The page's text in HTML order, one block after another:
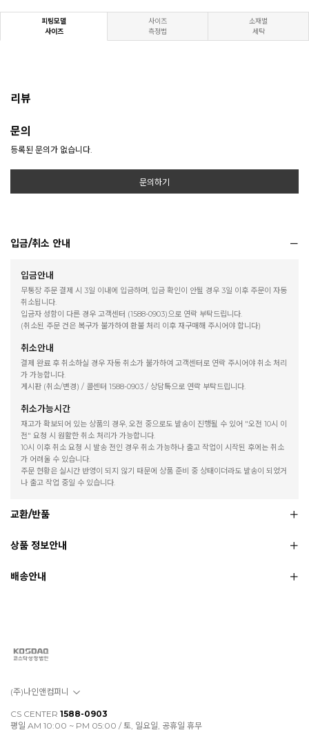
피팅모델
사이즈
사이즈
측정법
소재별
세탁
리뷰
문의
등록된 문의가 없습니다.
문의하기
입금/취소 안내
입금안내
무통장 주문 결제 시 3일 이내에 입금하며, 입금 확인이 안될 경우 3일 이후 주문이 자동
취소됩니다.
입금자 성함이 다른 경우 고객센터 (1588-0903)으로 연락 부탁드립니다.
(취소된 주문 건은 복구가 불가하여 환불 처리 이후 재구매해 주시어야 합니다)
취소안내
결제 완료 후 취소하실 경우 자동 취소가 불가하여 고객센터로 연락 주시어야 취소 처리
가 가능합니다.
게시판 (취소/변경) / 콜센터 1588-0903 / 상담톡으로 연락 부탁드립니다.
취소가능시간
재고가 확보되어 있는 상품의 경우, 오전 중으로도 발송이 진행될 수 있어 "오전 10시 이
전" 요청 시 원활한 취소 처리가 가능합니다.
10시 이후 취소 요청 시 발송 전인 경우 취소 가능하나 출고 작업이 시작된 후에는 취소
가 어려울 수 있습니다.
주문 현황은 실시간 반영이 되지 않기 때문에 상품 준비 중 상태이더라도 발송이 되었거
나 출고 작업 중일 수 있습니다.
교환/반품
상품 정보안내
배송안내
(주)나인앤컴퍼니
CS CENTER 1588-0903
평일 AM 10:00 ~ PM 05:00 / 토, 일요일, 공휴일 휴무